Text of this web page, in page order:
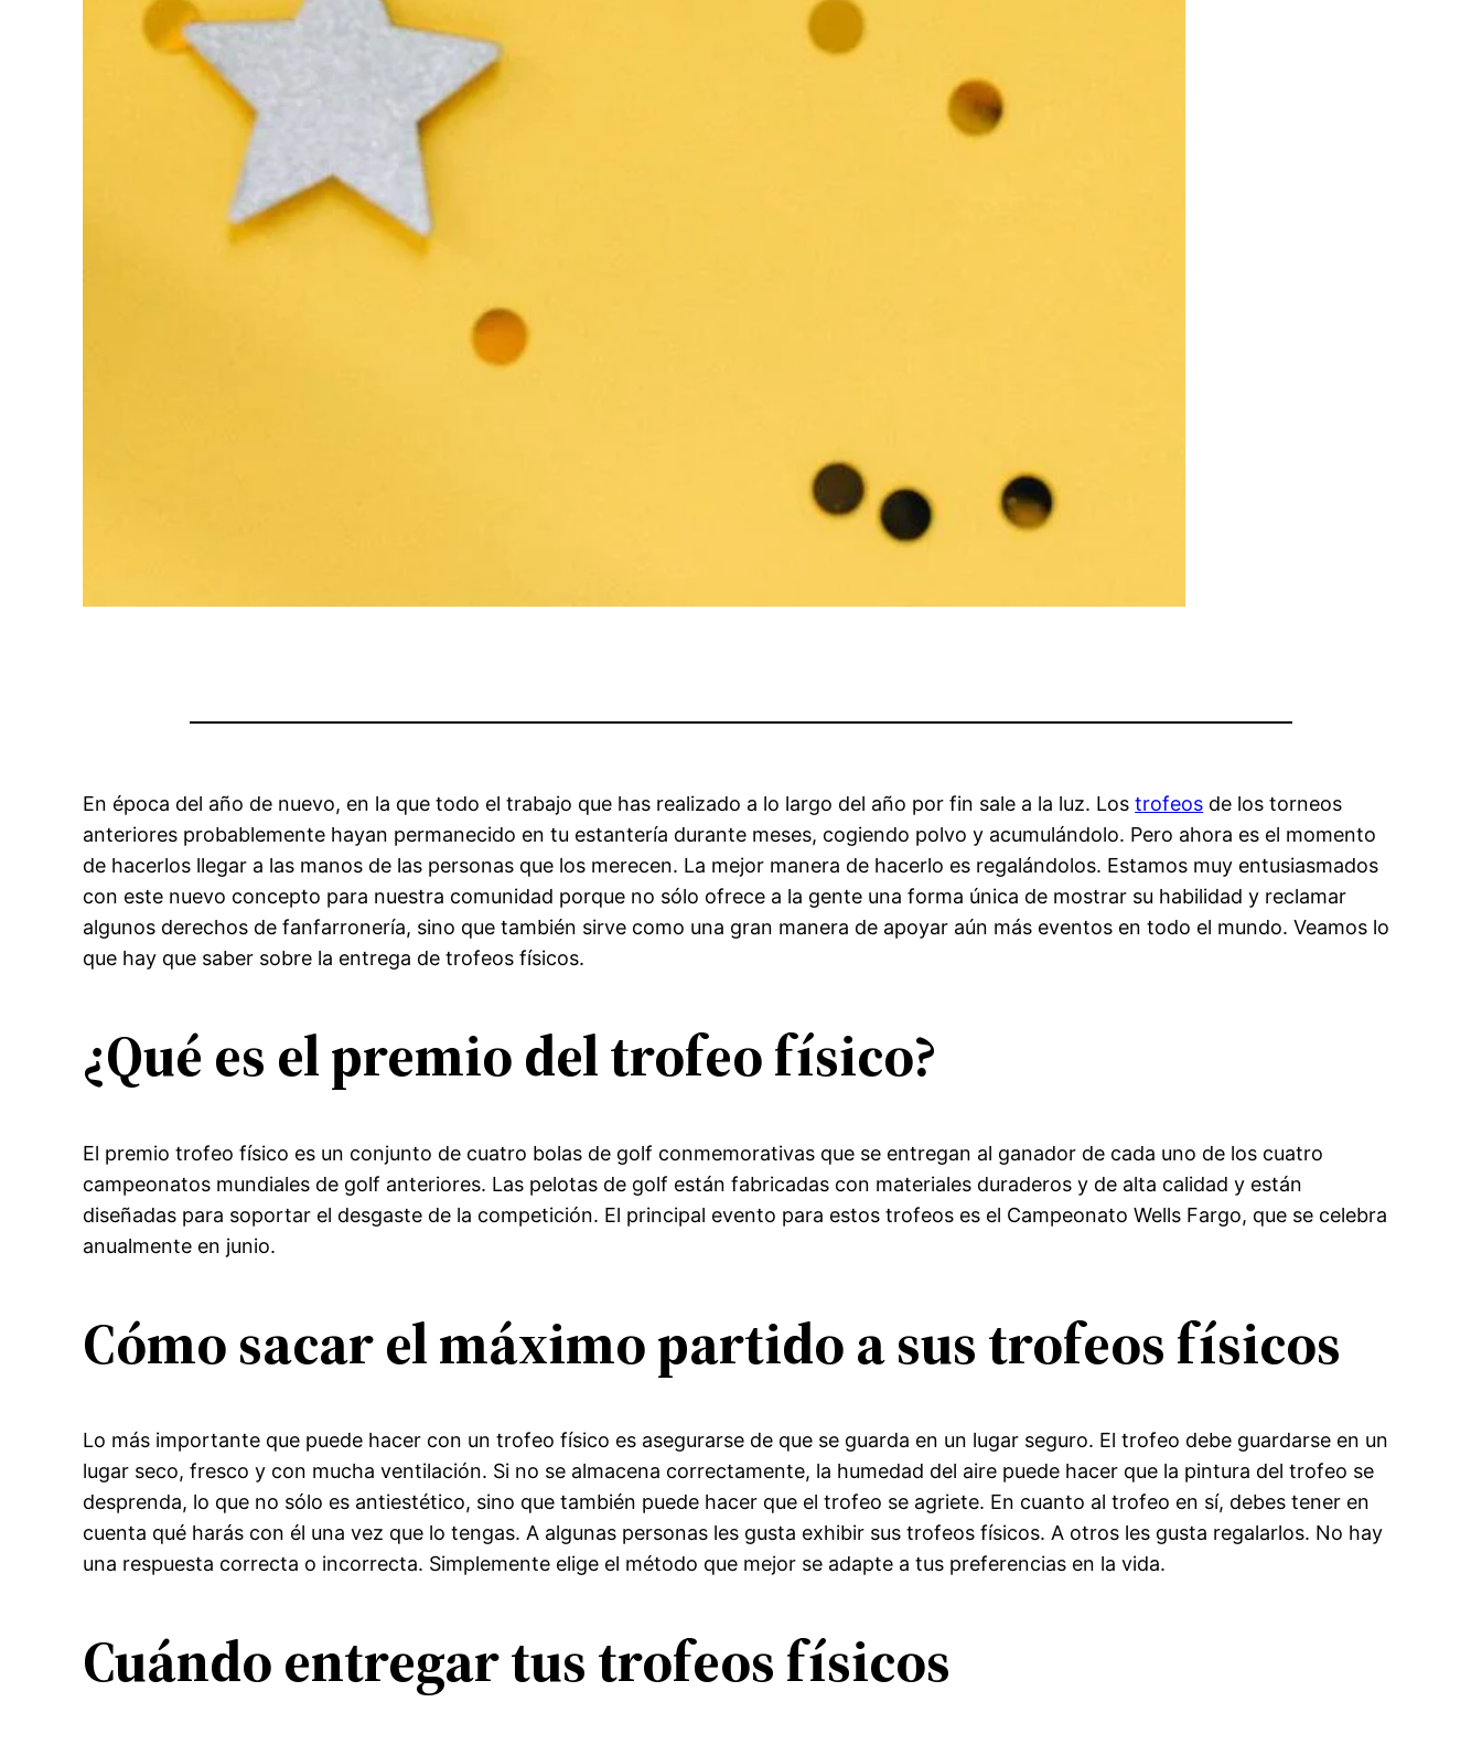
En época del año de nuevo, en la que todo el trabajo que has realizado a lo largo del año por fin sale a la luz. Lostrofeos de los torneos
anteriores probablemente hayan permanecido en tu estantería durante meses, cogiendo polvo y acumulándolo. Pero ahora es el momento
de hacerlos llegar a las manos de las personas que los merecen. La mejor manera de hacerlo es regalándolos. Estamos muy entusiasmados
con este nuevo concepto para nuestra comunidad porque no sólo ofrece a la gente una forma única de mostrar su habilidad y reclamar
algunos derechos de fanfarronería, sino que también sirve como una gran manera de apoyar aún más eventos en todo el mundo. Veamos lo
que hay que saber sobre la entrega de trofeos físicos.
¿Qué es el premio del trofeo físico?
El premio trofeo físico es un conjunto de cuatro bolas de golf conmemorativas que se entregan al ganador de cada uno de los cuatro
campeonatos mundiales de golf anteriores. Las pelotas de golf están fabricadas con materiales duraderos y de alta calidad y están
diseñadas para soportar el desgaste de la competición. El principal evento para estos trofeos es el Campeonato Wells Fargo, que se celebra
anualmente en junio.
Cómo sacar el máximo partido a sus trofeos físicos
Lo más importante que puede hacer con un trofeo físico es asegurarse de que se guarda en un lugar seguro. El trofeo debe guardarse en un
lugar seco, fresco y con mucha ventilación. Si no se almacena correctamente, la humedad del aire puede hacer que la pintura del trofeo se
desprenda, lo que no sólo es antiestético, sino que también puede hacer que el trofeo se agriete. En cuanto al trofeo en sí, debes tener en
cuenta qué harás con él una vez que lo tengas. A algunas personas les gusta exhibir sus trofeos físicos. A otros les gusta regalarlos. No hay
una respuesta correcta o incorrecta. Simplemente elige el método que mejor se adapte a tus preferencias en la vida.
Cuándo entregar tus trofeos físicos